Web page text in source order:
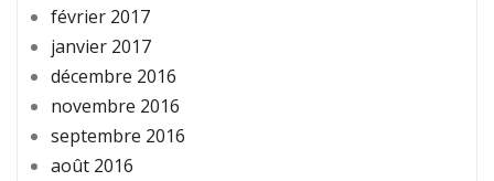
février 2017
janvier 2017
décembre 2016
novembre 2016
septembre 2016
août 2016